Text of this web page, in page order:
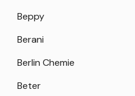
Beppy
Berani
Berlin Chemie
Beter